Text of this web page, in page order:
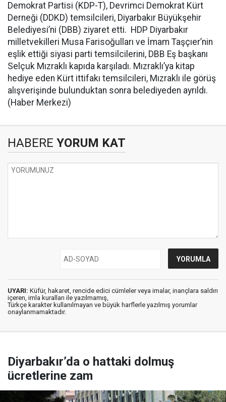
Demokrat Partisi (KDP-T), Devrimci Demokrat Kürt
Derneği (DDKD) temsilcileri, Diyarbakır Büyükşehir
Belediyesi’ni (DBB) ziyaret etti. HDP Diyarbakır
milletvekilleri Musa Farisoğulları ve İmam Taşçıer’nin
eşlik ettiği siyasi parti temsilcilerini, DBB Eş başkanı
Selçuk Mızraklı kapıda karşıladı. Mızraklı’ya kitap
hediye eden Kürt ittifakı temsilcileri, Mızraklı ile görüş
alışverişinde bulunduktan sonra belediyeden ayrıldı.
(Haber Merkezi)
HABERE YORUM KAT
UYARI: Küfür, hakaret, rencide edici cümleler veya imalar, inançlara saldırı
içeren, imla kuralları ile yazılmamış,
Türkçe karakter kullanılmayan ve büyük harflerle yazılmış yorumlar
onaylanmamaktadır.
Diyarbakır’da o hattaki dolmuş
ücretlerine zam